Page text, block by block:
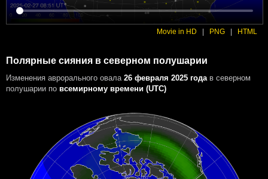
Movie in HD | PNG | HTML
Полярные сияния в северном полушарии
Изменения аврорального овала 26 февраля 2025 года в северном
полушарии по всемирному времени (UTC)